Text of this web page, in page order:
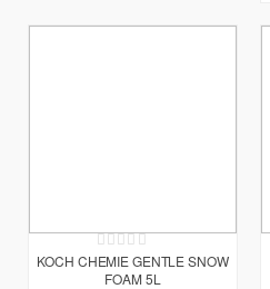
Rating:
0%
KOCH CHEMIE GENTLE SNOW
FOAM 5L